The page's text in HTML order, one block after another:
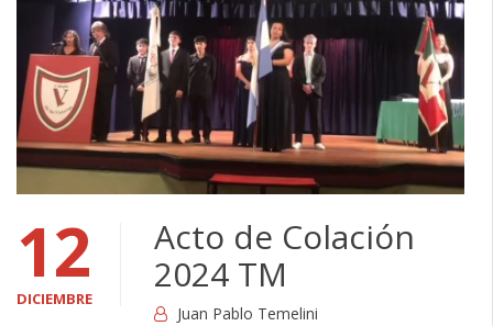
12
DICIEMBRE
Acto de Colación
2024 TM
Juan Pablo Temelini